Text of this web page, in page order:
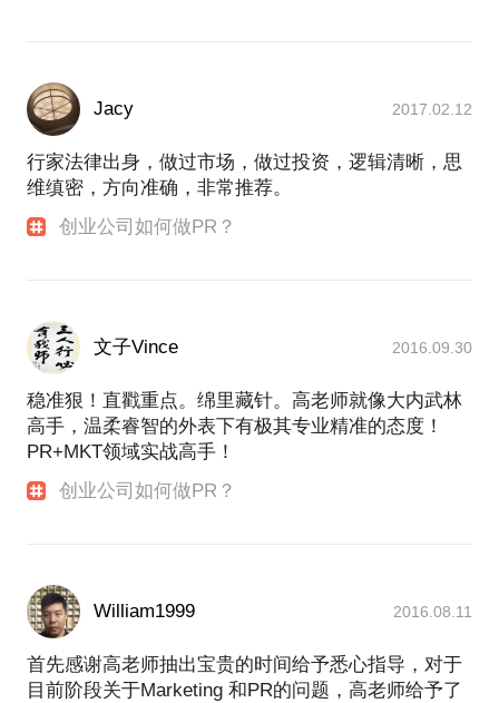
Jacy 2017.02.12
行家法律出身，做过市场，做过投资，逻辑清晰，思
维缜密，方向准确，非常推荐。
创业公司如何做PR？
文子Vince 2016.09.30
稳准狠！直戳重点。绵里藏针。高老师就像大内武林
高手，温柔睿智的外表下有极其专业精准的态度！
PR+MKT领域实战高手！
创业公司如何做PR？
William1999 2016.08.11
首先感谢高老师抽出宝贵的时间给予悉心指导，对于
目前阶段关于Marketing 和PR的问题，高老师给予了